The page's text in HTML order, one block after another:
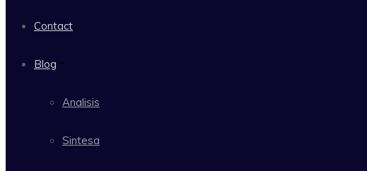
Contact
Blog
Analisis
Sintesa